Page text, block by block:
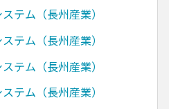
テム（長州産業）
テム（長州産業）
テム（長州産業）
テム（長州産業）